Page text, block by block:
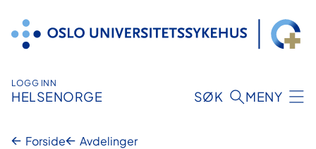
innhold
LOGG INN
HELSENORGE SØK MENY
Forside
Avdelinger